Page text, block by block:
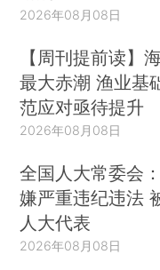
2026年08月08日
【周刊提前读】
最大赤潮 渔业基
范应对亟待提升
2026年08月08日
全国人大常委会
嫌严重违纪违法
人大代表
2026年08月08日